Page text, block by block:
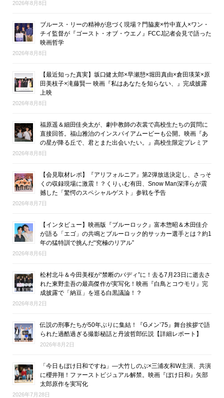
2026年8月8日
ブルース・リーの精神が息づく現場？門脇麦×竹中直人×ワン・
チイ監督が『ゴースト・オブ・ウエノ』FCCJ記者会見で語った
映画哲学
2026年8月8日
【最近知った真実】坂口健太郎×早瀬憩×堀田真由×倉田瑛茉×原
田美枝子×滝藤賢一 映画『私はあなたを知らない、』完成披露
上映
2026年8月8日
福原遥＆細田佳央太が、劇中教師の衣裳で高校生たちの質問に
直接回答。福山雅治のインスパイアムービーも公開。映画『あ
の星が降る丘で、君とまた出会いたい。』高校生限定プレミア
2026年8月8日
【会見取材レポ】『アリフォルニア』第2弾放送決定し、さっそ
くの収録現場に激震！？くりぃむ有田、Snow Man深澤らが震
撼した「驚愕のスペシャルゲスト」参戦を予告
2026年8月7日
【インタビュー】映画版『ブルーロック』富本惣昭＆木田佳介
が語る「エゴ」の共鳴とブルーロック的サッカー選手とは？約1
年の猛特訓で挑んだ“究極のリアル”
2026年8月6日
松村北斗＆今田美桜が“禁断のバディ”に！去る7月23日に逝去さ
れた東野圭吾の最高傑作が実写化！映画『白鳥とコウモリ』完
成披露で「納豆」を巡る白黒議論！？
2026年8月2日
伝説の刑事たちが50年ぶりに集結！『Gメン’75』舞台挨拶で語
られた過酷過ぎる撮影秘話と丹波哲郎伝説【詳細レポート】
2026年8月2日
「今日もぼけ日和ですね」―大竹しのぶ×三浦友和W主演、共演
に櫻井翔！ファーストビジュアル解禁。映画『ぼけ日和』矢部
太郎原作を実写化
2026年7月28日